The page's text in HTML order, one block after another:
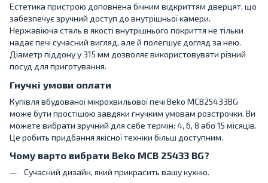
Естетика пристрою доповнена бічним відкриттям дверцят, що
забезпечує зручний доступ до внутрішньої камери.
Нержавіюча сталь в якості внутрішнього покриття не тільки
надає печі сучасний вигляд, але й полегшує догляд за нею.
Діаметр піддону у 315 мм дозволяє використовувати різний
посуд для приготування.
Гнучкі умови оплати
Купівля вбудованої мікрохвильової печі Beko MCB25433BG
може бути простішою завдяки гнучким умовам розстрочки. Ви
можете вибрати зручний для себе термін: 4, 6, 8 або 15 місяців.
Це робить придбання якісної техніки більш доступним.
Чому варто вибрати Beko MCB 25433 BG?
Сучасний дизайн, який прикрасить вашу кухню.